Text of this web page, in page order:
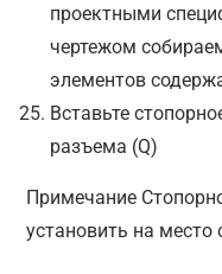
проектными
чертежом
элементов
Вставьте
разъема (Q)
Примечание
установить на место